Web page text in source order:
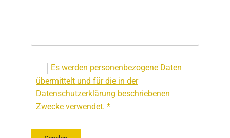
Es werden personenbezogene Daten
übermittelt und für die in der
Datenschutzerklärung beschriebenen
Zwecke verwendet. *